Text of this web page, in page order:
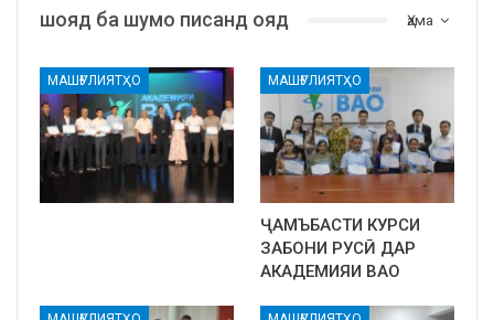
Ҳама
шояд ба шумо писанд ояд
МАШҒУЛИЯТҲО МАШҒУЛИЯТҲО
ҶАМЪБАСТИ КУРСИ
ЗАБОНИ РУСӢ ДАР
АКАДЕМИЯИ ВАО